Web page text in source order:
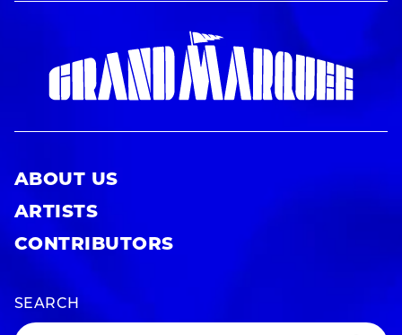
ABOUT US
ARTISTS
CONTRIBUTORS
SEARCH